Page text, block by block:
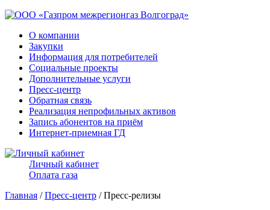
О компании
Закупки
Информация для потребителей
Социальные проекты
Дополнительные услуги
Пресс-центр
Обратная связь
Реализация непрофильных активов
Запись абонентов на приём
Интернет-приемная ГД
Личный кабинет
Оплата газа
Главная /Пресс-центр / Пресс-релизы